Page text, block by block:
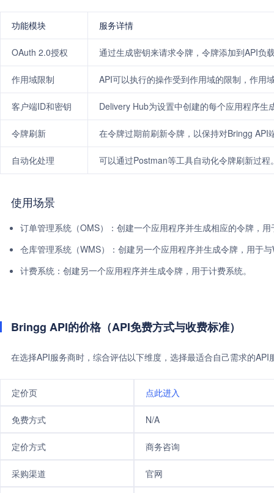
功能模块 服务详情
OAuth 2.0授权 通过生成密钥来请求令牌，令牌添加到API负
作用域限制 API可以执行的操作受到作用域的限制，作用
客户端ID和密钥 Delivery Hub为设置中创建的每个应用程序
令牌刷新 在令牌过期前刷新令牌，以保持对Bringg API
自动化处理 可以通过Postman等工具自动化令牌刷新过程
使用场景
订单管理系统（OMS）：创建一个应用程序并生成相应的令牌，
仓库管理系统（WMS）：创建另一个应用程序并生成令牌，用于
计费系统：创建另一个应用程序并生成令牌，用于计费系统。
Bringg API的价格（API免费方式与收费标准）
在选择API服务商时，综合评估以下维度，选择最适合自己需求的
定价页 点此进入
免费方式 N/A
定价方式 商务咨询
采购渠道 官网